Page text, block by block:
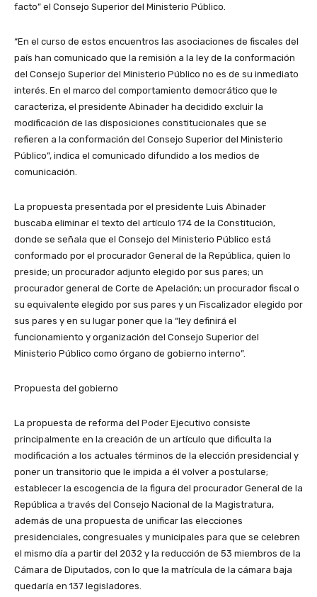
facto” el Consejo Superior del Ministerio Público.
“En el curso de estos encuentros las asociaciones de fiscales del
país han comunicado que la remisión a la ley de la conformación
del Consejo Superior del Ministerio Público no es de su inmediato
interés. En el marco del comportamiento democrático que le
caracteriza, el presidente Abinader ha decidido excluir la
modificación de las disposiciones constitucionales que se
refieren a la conformación del Consejo Superior del Ministerio
Público”, indica el comunicado difundido a los medios de
comunicación.
La propuesta presentada por el presidente Luis Abinader
buscaba eliminar el texto del artículo 174 de la Constitución,
donde se señala que el Consejo del Ministerio Público está
conformado por el procurador General de la República, quien lo
preside; un procurador adjunto elegido por sus pares; un
procurador general de Corte de Apelación; un procurador fiscal o
su equivalente elegido por sus pares y un Fiscalizador elegido por
sus pares y en su lugar poner que la “ley definirá el
funcionamiento y organización del Consejo Superior del
Ministerio Público como órgano de gobierno interno”.
Propuesta del gobierno
La propuesta de reforma del Poder Ejecutivo consiste
principalmente en la creación de un artículo que dificulta la
modificación a los actuales términos de la elección presidencial y
poner un transitorio que le impida a él volver a postularse;
establecer la escogencia de la figura del procurador General de la
República a través del Consejo Nacional de la Magistratura,
además de una propuesta de unificar las elecciones
presidenciales, congresuales y municipales para que se celebren
el mismo día a partir del 2032 y la reducción de 53 miembros de la
Cámara de Diputados, con lo que la matrícula de la cámara baja
quedaría en 137 legisladores.